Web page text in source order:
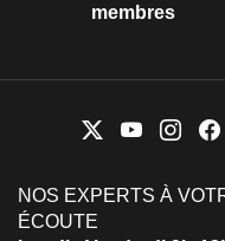
membres
NOS EXPERTS À
ÉCOUTE